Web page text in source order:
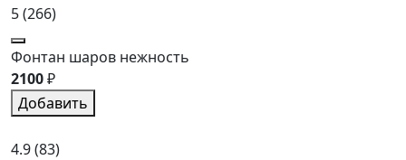
5(266)
Фонтан шаров нежность
2100₽
Добавить
4.9(83)